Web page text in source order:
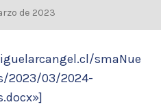
de 2023
smaNue
2023/03/2024-